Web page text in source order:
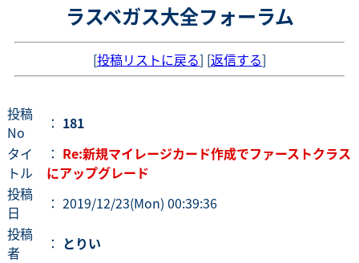
ラスベガス大全フォーラム
[投稿リストに戻る] [返信する]
投稿
No
： 181
タイ
トル
： Re:新規マイレージカード作成でファーストクラス
にアップグレード
投稿
日
： 2019/12/23(Mon) 00:39:36
投稿
者
： とりい